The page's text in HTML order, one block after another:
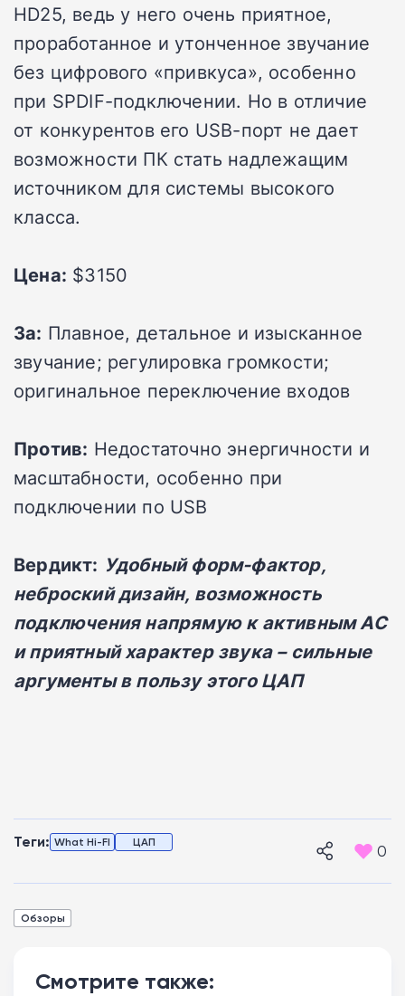
HD25, ведь у него очень приятное,
проработанное и утонченное звучание
без цифрового «привкуса», особенно
при SPDIF-подключении. Но в отличие
от конкурентов его USB-порт не дает
возможности ПК стать надлежащим
источником для системы высокого
класса.
Цена: $3150
За: Плавное, детальное и изысканное
звучание; регулировка громкости;
оригинальное переключение входов
Против: Недостаточно энергичности и
масштабности, особенно при
подключении по USB
Вердикт: Удобный форм-фактор,
неброский дизайн, возможность
подключения напрямую к активным АС
и приятный характер звука – сильные
аргументы в пользу этого ЦАП
Теги: What Hi-FI ЦАП 0
Обзоры
Смотрите также: